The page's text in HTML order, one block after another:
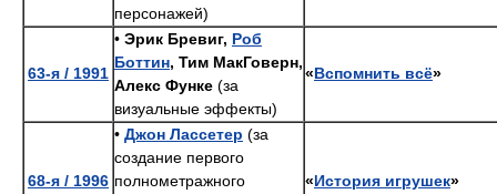
персонажей)
63-я / 1991
• Эрик Бревиг, Роб
Боттин, Тим МакГоверн,
Алекс Функе (за
визуальные эффекты)
«Вспомнить всё»
68-я / 1996
• Джон Лассетер (за
создание первого
полнометражного
«История игрушек»